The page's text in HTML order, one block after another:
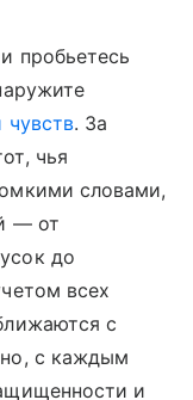
пробьетесь
чувств. За
чья
словами,
— от
до
всех
с
с каждым
и